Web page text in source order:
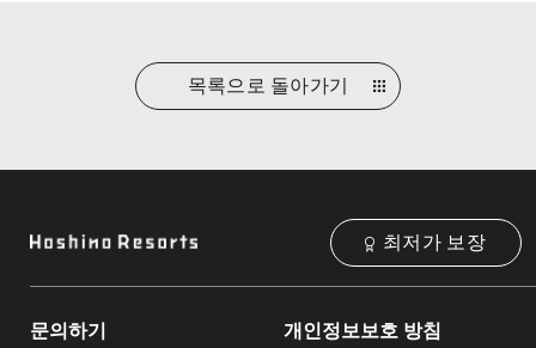
목록으로 돌아가기
최저가 보장
문의하기
개인정보보호 방침